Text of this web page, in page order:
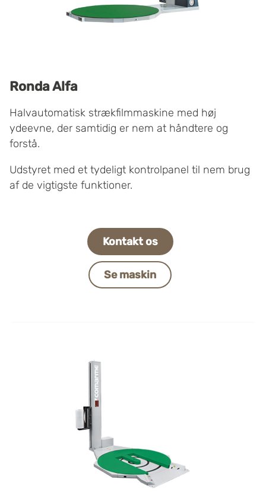
Ronda Alfa
Halvautomatisk strækfilmmaskine med høj
ydeevne, der samtidig er nem at håndtere og
forstå.
Udstyret med et tydeligt kontrolpanel til nem brug
af de vigtigste funktioner.
Kontakt os
Se maskin